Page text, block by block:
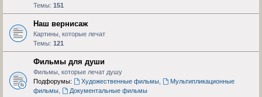
Темы: 151
Наш вернисаж
Картины, которые лечат
Темы: 121
Фильмы для души
Фильмы, которые лечат душу
Подфорумы:
Художественные фильмы,
Мультипликационные
фильмы
Документальные фильмы